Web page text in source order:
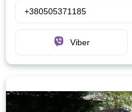
+380505371185
Viber